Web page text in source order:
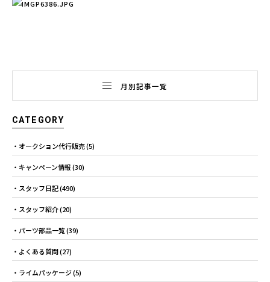
月別記事一覧
CATEGORY
オークション代行販売(5)
キャンペーン情報(30)
スタッフ日記(490)
スタッフ紹介(20)
パーツ部品一覧(39)
よくある質問(27)
ライムパッケージ(5)